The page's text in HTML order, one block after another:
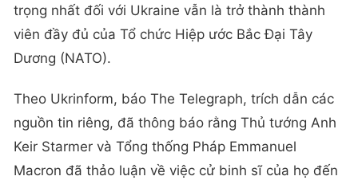
trọng nhất đối với Ukraine vẫn là trở thành thành
viên đầy đủ của Tổ chức Hiệp ước Bắc Đại Tây
Dương (NATO).
Theo Ukrinform, báo The Telegraph, trích dẫn các
nguồn tin riêng, đã thông báo rằng Thủ tướng Anh
Keir Starmer và Tổng thống Pháp Emmanuel
Macron đã thảo luận về việc cử binh sĩ của họ đến